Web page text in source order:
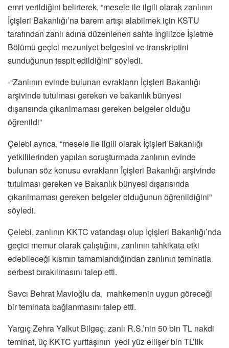
emri verildiğini belirterek, “mesele ile ilgili olarak zanlının
İçişleri Bakanlığı’na barem artışı alabilmek için KSTU
tarafından zanlı adına düzenlenen sahte İngilizce İşletme
Bölümü geçici mezuniyet belgesini ve transkriptini
sunduğunun tespit edildiğini” söyledi.
-“Zanlının evinde bulunan evrakların İçişleri Bakanlığı
arşivinde tutulması gereken ve bakanlık bünyesi
dışarısında çıkarılmaması gereken belgeler olduğu
öğrenildi”
Çelebi ayrıca, “mesele ile ilgili olarak İçişleri Bakanlığı
yetkililerinden yapılan soruşturmada zanlının evinde
bulunan söz konusu evrakların İçişleri Bakanlığı arşivinde
tutulması gereken ve Bakanlık bünyesi dışarısında
çıkarılmaması gereken belgeler olduğunun öğrenildiğini”
söyledi.
Çelebi, zanlının KKTC vatandaşı olup İçişleri Bakanlığı’nda
geçici memur olarak çalıştığını, zanlının tahkikata etki
edebileceği kısmın tamamlandığından zanlının teminatla
serbest bırakılmasını talep etti.
Savcı Behrat Mavioğlu da, mahkemenin uygun göreceği
bir teminata bağlanmasını talep etti.
Yargıç Zehra Yalkut Bilgeç, zanlı R.S.’nin 50 bin TL nakdi
teminat, üç KKTC yurttaşının yedi yüz ellişer bin TL’lik